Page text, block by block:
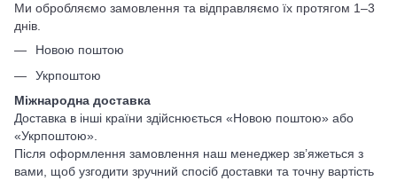
Ми обробляємо замовлення та відправляємо їх протягом 1–3
днів.
Новою поштою
Укрпоштою
Міжнародна доставка
Доставка в інші країни здійснюється «Новою поштою» або
«Укрпоштою».
Після оформлення замовлення наш менеджер зв’яжеться з
вами, щоб узгодити зручний спосіб доставки та точну вартість